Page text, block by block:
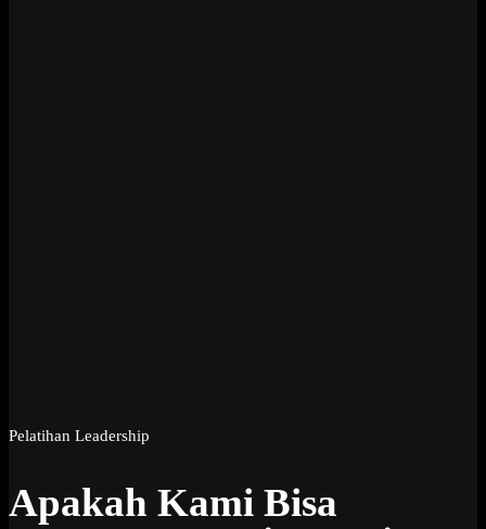
Pelatihan Leadership
Apakah Kami Bisa